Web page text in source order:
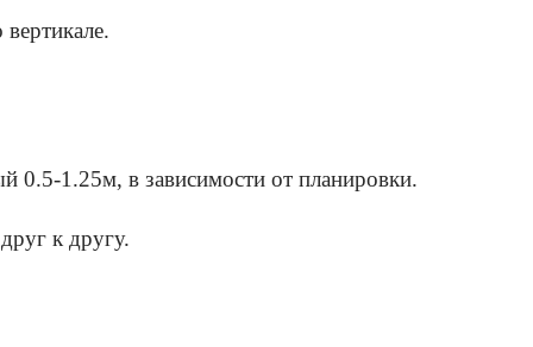
0.5-1.25м, в зависимости от планировки.
к другу.